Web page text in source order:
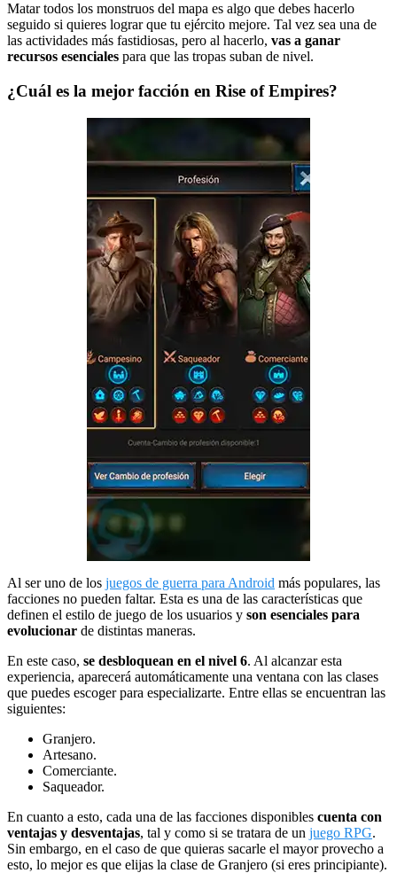
Matar todos los monstruos del mapa es algo que debes hacerlo
seguido si quieres lograr que tu ejército mejore. Tal vez sea una de
las actividades más fastidiosas, pero al hacerlo, vas a ganar
recursos esenciales para que las tropas suban de nivel.
¿Cuál es la mejor facción en Rise of Empires?
Al ser uno de los juegos de guerra para Android más populares, las
facciones no pueden faltar. Esta es una de las características que
definen el estilo de juego de los usuarios y son esenciales para
evolucionar de distintas maneras.
En este caso, se desbloquean en el nivel 6. Al alcanzar esta
experiencia, aparecerá automáticamente una ventana con las clases
que puedes escoger para especializarte. Entre ellas se encuentran las
siguientes:
Granjero.
Artesano.
Comerciante.
Saqueador.
En cuanto a esto, cada una de las facciones disponibles cuenta con
ventajas y desventajas, tal y como si se tratara de un juego RPG.
Sin embargo, en el caso de que quieras sacarle el mayor provecho a
esto, lo mejor es que elijas la clase de Granjero (si eres principiante).